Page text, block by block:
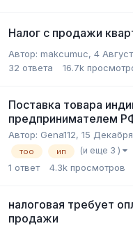
Налог с продажи
Автор: makcumuc, 4
32 ответа 16.7k
Поставка товара
предпринимателем
Автор: Gena112, 15
тоо ип (и еще 3 )
1 ответ 4.3k просмотров
налоговая требует
продажи